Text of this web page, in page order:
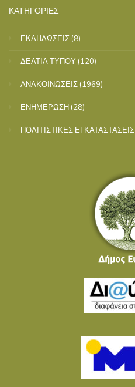
ΚΑΤΗΓΟΡΙΕΣ
ΕΚΔΗΛΩΣΕΙΣ (8)
ΔΕΛΤΙΑ ΤΥΠΟΥ (120)
ΑΝΑΚΟΙΝΩΣΕΙΣ (1969)
ΕΝΗΜΕΡΩΣΗ (28)
ΠΟΛΙΤΙΣΤΙΚΕΣ ΕΓΚΑΤΑΣΤΑΣΕΙΣ